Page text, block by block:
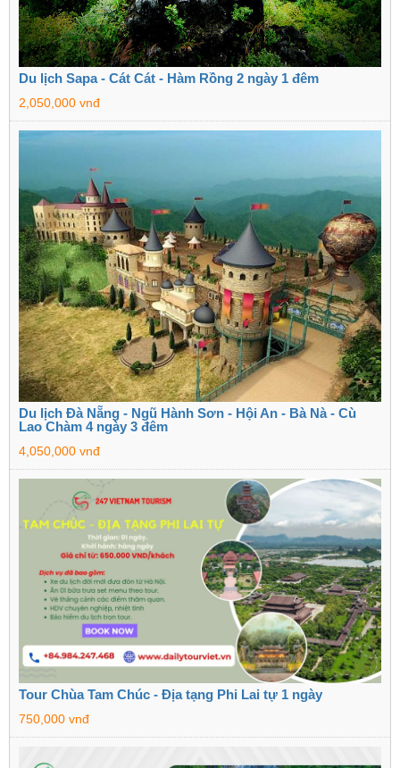
Du lịch Sapa - Cát Cát - Hàm Rồng 2 ngày 1 đêm
2,050,000 vnđ
Du lịch Đà Nẵng - Ngũ Hành Sơn - Hội An - Bà Nà - Cù
Lao Chàm 4 ngày 3 đêm
4,050,000 vnđ
Tour Chùa Tam Chúc - Địa tạng Phi Lai tự 1 ngày
750,000 vnđ